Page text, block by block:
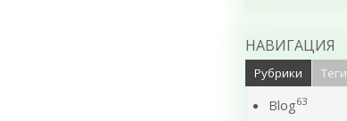
НАВИГАЦИЯ
Рубрики Теги
Blog63